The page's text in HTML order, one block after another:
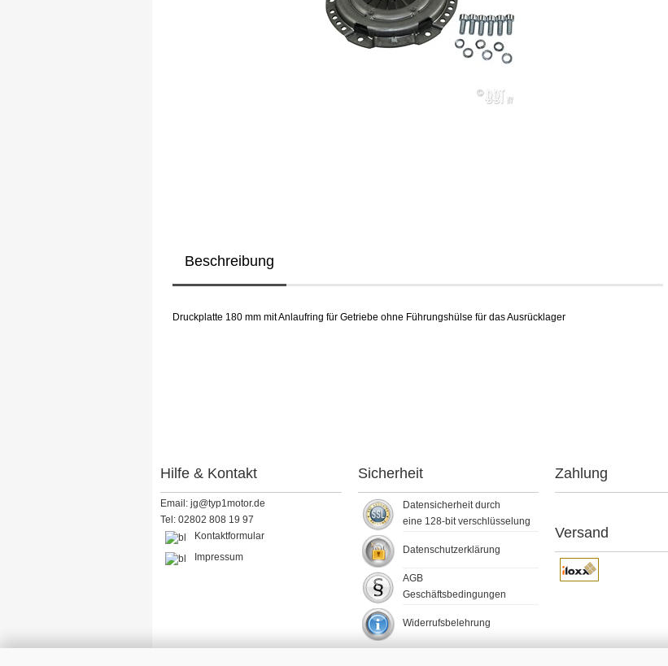
Beschreibung
Druckplatte 180 mm mit Anlaufring für Getriebe ohne Führungshülse für das Ausrücklager
Hilfe & Kontakt
Email: jg@typ1motor.de
Tel: 02802 808 19 97
Kontaktformular
Impressum
Sicherheit
Datensicherheit durch
eine 128-bit verschlüsselung
Datenschutzerklärung
AGB
Geschäftsbedingungen
Widerrufsbelehrung
Zahlung
Versand